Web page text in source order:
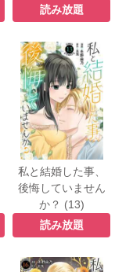
読み放題
私と結婚した事、
後悔していません
か？ (13)
読み放題